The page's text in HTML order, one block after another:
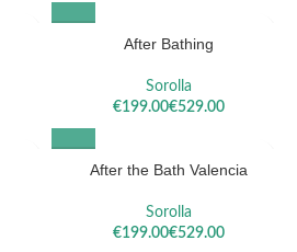
After Bathing
Sorolla
€
€
After the Bath Valencia
Sorolla
€
€